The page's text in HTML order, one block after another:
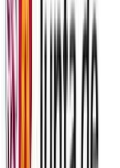
de la apertura al
encuentros,
congresos, encuentros,
promovidos por
de acuerdo con las
del nivel de alerta: